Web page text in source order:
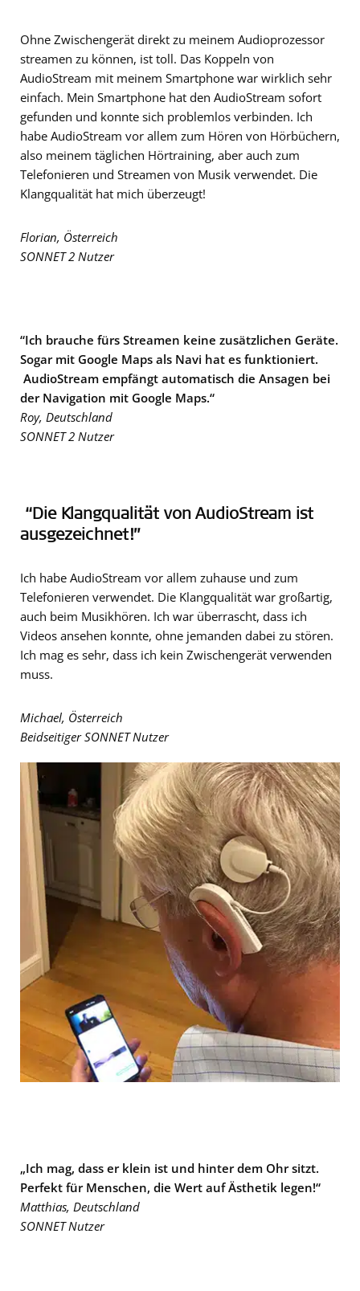
Ohne Zwischengerät direkt zu meinem Audioprozessor
streamen zu können, ist toll. Das Koppeln von
AudioStream mit meinem Smartphone war wirklich sehr
einfach. Mein Smartphone hat den AudioStream sofort
gefunden und konnte sich problemlos verbinden. Ich
habe AudioStream vor allem zum Hören von Hörbüchern,
also meinem täglichen Hörtraining, aber auch zum
Telefonieren und Streamen von Musik verwendet. Die
Klangqualität hat mich überzeugt!
Florian, Österreich
SONNET 2 Nutzer
“Ich brauche fürs Streamen keine zusätzlichen Geräte.
Sogar mit Google Maps als Navi hat es funktioniert.
AudioStream empfängt automatisch die Ansagen bei
der Navigation mit Google Maps.“
Roy, Deutschland
SONNET 2 Nutzer
“Die Klangqualität von AudioStream ist
ausgezeichnet!”
Ich habe AudioStream vor allem zuhause und zum
Telefonieren verwendet. Die Klangqualität war großartig,
auch beim Musikhören. Ich war überrascht, dass ich
Videos ansehen konnte, ohne jemanden dabei zu stören.
Ich mag es sehr, dass ich kein Zwischengerät verwenden
muss.
Michael, Österreich
Beidseitiger SONNET Nutzer
„Ich mag, dass er klein ist und hinter dem Ohr sitzt.
Perfekt für Menschen, die Wert auf Ästhetik legen!“
Matthias, Deutschland
SONNET Nutzer